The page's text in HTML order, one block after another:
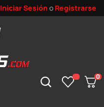
Iniciar Sesión o Registrarse
0